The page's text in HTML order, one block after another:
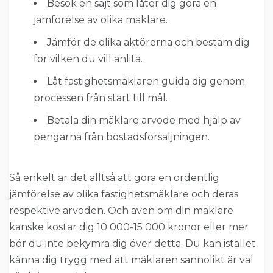
Besök en sajt som låter dig göra en
jämförelse av olika mäklare.
Jämför de olika aktörerna och bestäm dig
för vilken du vill anlita.
Låt fastighetsmäklaren guida dig genom
processen från start till mål.
Betala din mäklare arvode med hjälp av
pengarna från bostadsförsäljningen.
Så enkelt är det alltså att göra en ordentlig
jämförelse av olika fastighetsmäklare och deras
respektive arvoden. Och även om din mäklare
kanske kostar dig 10 000-15 000 kronor eller mer
bör du inte bekymra dig över detta. Du kan istället
känna dig trygg med att mäklaren sannolikt är väl